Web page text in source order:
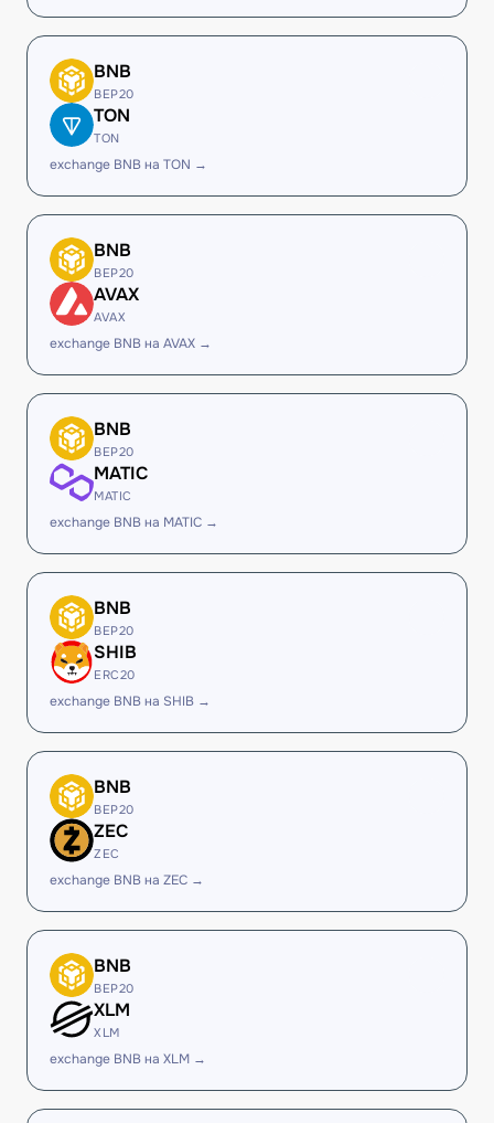
BNB
BEP20
TON
TON
exchange BNB на TON →
BNB
BEP20
AVAX
AVAX
exchange BNB на AVAX →
BNB
BEP20
MATIC
MATIC
exchange BNB на MATIC →
BNB
BEP20
SHIB
ERC20
exchange BNB на SHIB →
BNB
BEP20
ZEC
ZEC
exchange BNB на ZEC →
BNB
BEP20
XLM
XLM
exchange BNB на XLM →